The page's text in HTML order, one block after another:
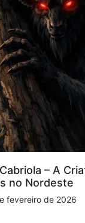
– A
no Nordeste
fevereiro de 2026